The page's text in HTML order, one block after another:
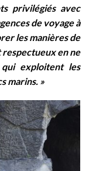
privilégiés avec
de voyage à
les manières de
en ne
exploitent les
marins. »